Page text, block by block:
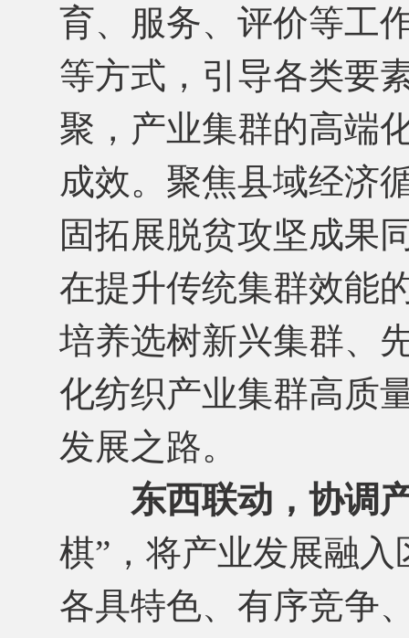
育、服务、评价等工
等方式，引导各类要
聚，产业集群的高端
成效。聚焦县域经济
固拓展脱贫攻坚成果
在提升传统集群效能
培养选树新兴集群、
化纺织产业集群高质
发展之路。
东西联动，协调
棋”，将产业发展融
各具特色、有序竞争